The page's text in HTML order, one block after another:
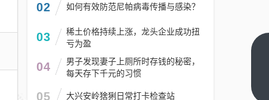
02 如何有效防范尼帕病毒传播与感染？
03
稀土价格持续上涨，龙头企业成功扭
亏为盈
04
男子发现妻子上厕所时存钱的秘密，
每天存下千元的习惯
05 大兴安岭猞猁日常打卡检查站